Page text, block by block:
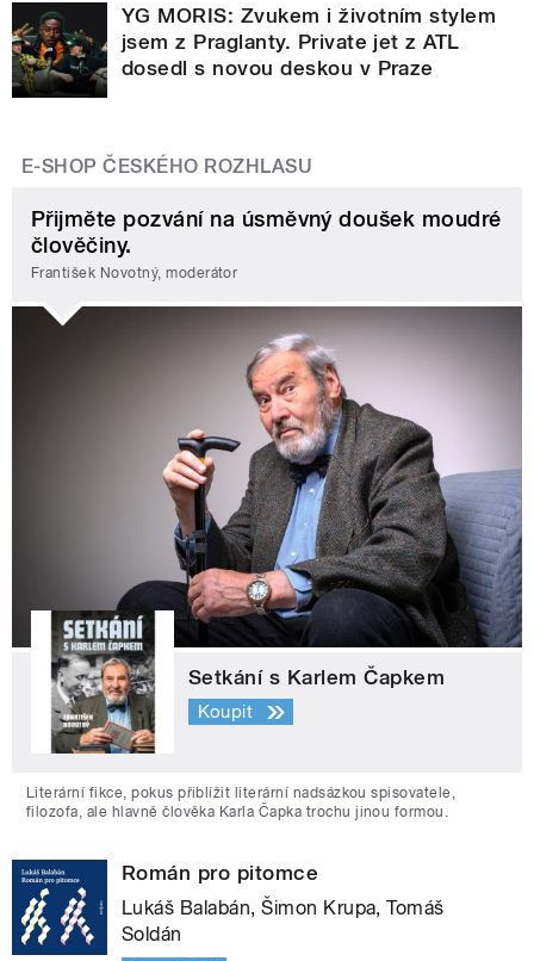
YG MORIS: Zvukem i životním stylem
jsem z Praglanty. Private jet z ATL
dosedl s novou deskou v Praze
E-SHOP ČESKÉHO ROZHLASU
Přijměte pozvání na úsměvný doušek moudré
člověčiny.
František Novotný, moderátor
Setkání s Karlem Čapkem
Koupit
Literární fikce, pokus přiblížit literární nadsázkou spisovatele,
filozofa, ale hlavně člověka Karla Čapka trochu jinou formou.
Román pro pitomce
Lukáš Balabán, Šimon Krupa, Tomáš
Soldán